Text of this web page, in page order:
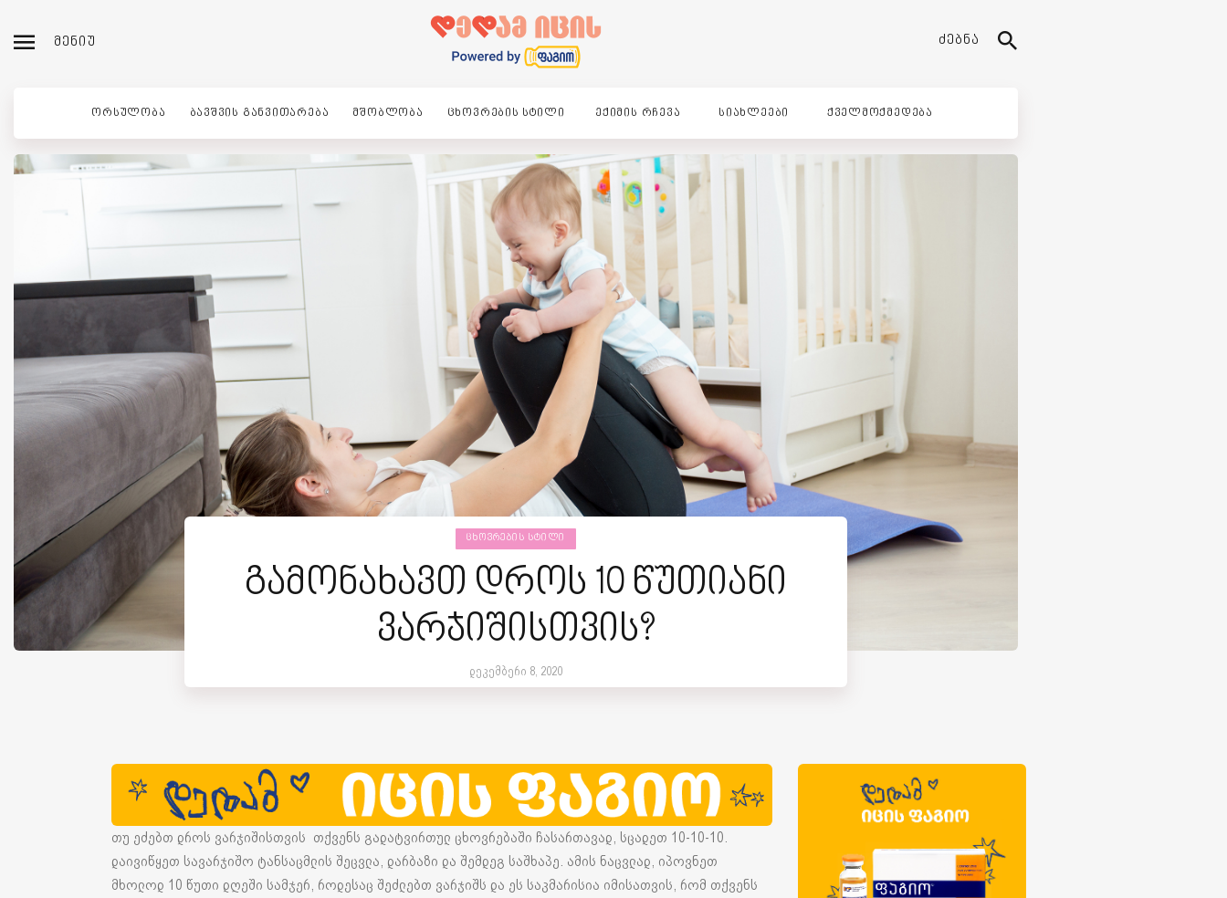
ᲛᲔᲜᲘᲣ ᲫᲔᲑᲜᲐ
ᲝᲠᲡᲣᲚᲝᲑᲐ ᲑᲐᲕᲨᲕᲘᲡ ᲒᲐᲜᲕᲘᲗᲐᲠᲔᲑᲐ ᲛᲨᲝᲑᲚᲝᲑᲐ ᲪᲮᲝᲕᲠᲔᲑᲘᲡ ᲡᲢᲘᲚᲘ ᲔᲥᲘᲛᲘᲡ ᲠᲩᲔᲕᲐ ᲡᲘᲐᲮᲚᲔᲔᲑᲘ ᲥᲕᲔᲚᲛᲝᲥᲛᲔᲓᲔᲑᲐ
ᲪᲮᲝᲕᲠᲔᲑᲘᲡ ᲡᲢᲘᲚᲘ
გამონახავთ დროს 10 წუთიანი
ვარჯიშისთვის?
დეკემბერი 8, 2020
თუ ეძებთ დროს ვარჯიშისთვის თქვენს გადატვირთულ ცხოვრებაში ჩასართავად, სცადეთ 10-10-10.
დაივიწყეთ სავარჯიშო ტანსაცმლის შეცვლა, დარბაზი და შემდეგ საშხაპე. ამის ნაცვლად, იპოვნეთ
მხოლოდ 10 წუთი დღეში სამჯერ, როდესაც შეძლებთ ვარჯიშს და ეს საკმარისია იმისათვის, რომ თქვენს